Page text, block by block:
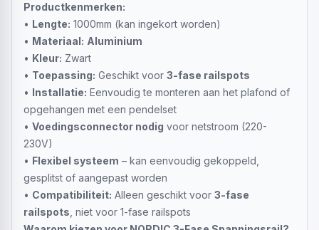
Productkenmerken:
• Lengte: 1000mm (kan ingekort worden)
• Materiaal: Aluminium
• Kleur: Zwart
• Toepassing: Geschikt voor 3-fase railspots
• Installatie: Eenvoudig te monteren aan het plafond of
opgehangen met een pendelset
• Voedingsconnector nodig voor netstroom (220-
230V)
• Flexibel systeem – kan eenvoudig gekoppeld,
gesplitst of aangepast worden
• Compatibiliteit: Alleen geschikt voor 3-fase
railspots , niet voor 1-fase railspots